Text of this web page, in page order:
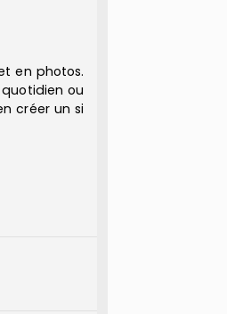
en photos.
ou
créer un si